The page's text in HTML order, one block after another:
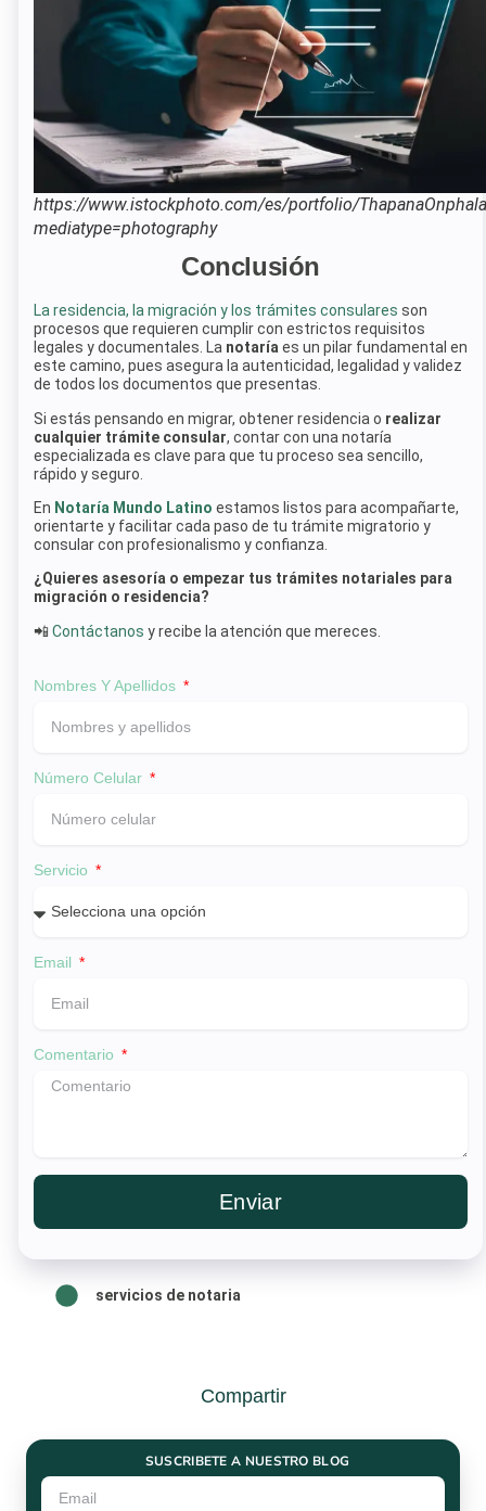
https://www.istockphoto.com/es/portfolio/
mediatype=photography
Conclusión
La residencia, la migración y los trámites consulares son
procesos que requieren cumplir con estrictos requisitos
legales y documentales. La notaríaes un pilar fundamental en
este camino, pues asegura la autenticidad, legalidad y validez
de todos los documentos que presentas.
Si estás pensando en migrar, obtener residencia o realizar
cualquier trámite consular, contar con una notaría
especializada es clave para que tu proceso sea sencillo,
rápido y seguro.
En Notaría Mundo Latino estamos listos para acompañarte,
orientarte y facilitar cada paso de tu trámite migratorio y
consular con profesionalismo y confianza.
¿Quieres asesoría o empezar tus trámites notariales para
migración o residencia?
📲 Contáctanos y recibe la atención que mereces.
Nombres Y Apellidos
Número Celular
Servicio
Email
Comentario
Enviar
servicios de notaria
Compartir
SUSCRIBETE A NUESTRO BLOG